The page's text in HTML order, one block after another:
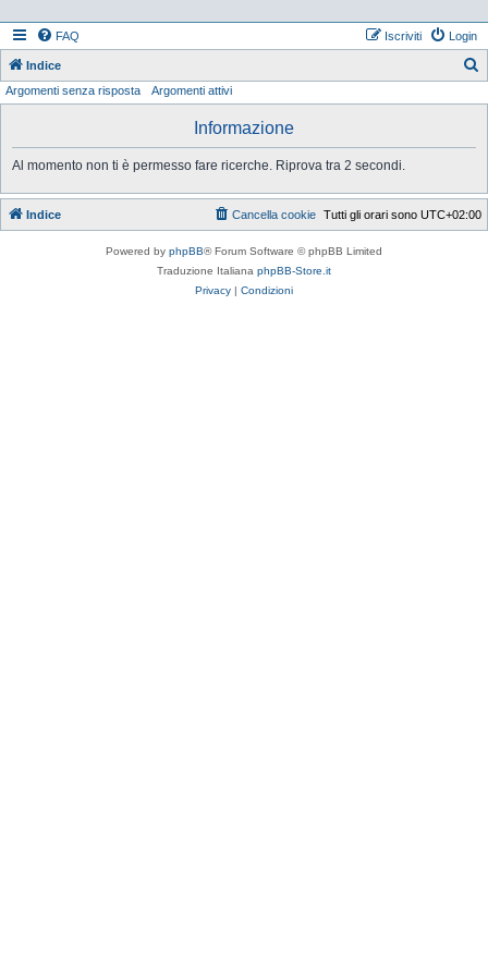
FAQ Login
Iscriviti
Indice
Argomenti senza risposta Argomenti attivi
Informazione
Al momento non ti è permesso fare ricerche. Riprova tra 2 secondi.
Indice Tutti gli orari sono UTC+02:00
Cancella cookie
Powered by phpBB® Forum Software © phpBB Limited
Traduzione Italiana phpBB-Store.it
Privacy | Condizioni